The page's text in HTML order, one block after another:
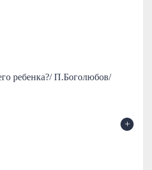
ребенка?/ П.Боголюбов/
+